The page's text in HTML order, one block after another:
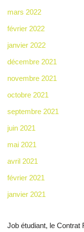
mars 2022
février 2022
janvier 2022
décembre 2021
novembre 2021
octobre 2021
septembre 2021
juin 2021
mai 2021
avril 2021
février 2021
janvier 2021
Job étudiant, le Contrat